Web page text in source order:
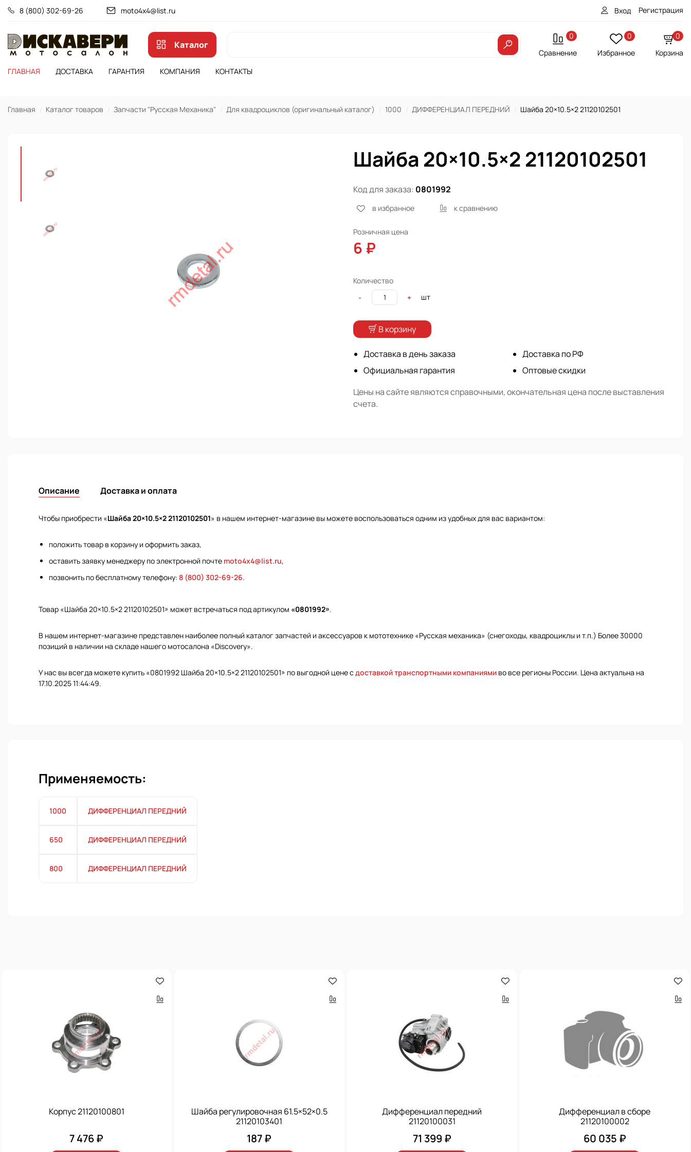
8 (800) 302-69-26 moto4x4@list.ru Вход Регистрация
Каталог
0
Сравнение
0
Избранное
0
Корзина
ГЛАВНАЯ
ДОСТАВКА ГАРАНТИЯ КОМПАНИЯ КОНТАКТЫ
Главная Каталог товаров Запчасти "Русская Механика" Для квадроциклов (оригинальный каталог) 1000 ДИФФЕРЕНЦИАЛ ПЕРЕДНИЙ Шайба 20×10.5×2 21120102501
Шайба 20×10.5×2 21120102501
Код для заказа: 0801992
в избранное к сравнению
Розничная цена
6 ₽
Количество
-
+ шт
В корзину
Доставка в день заказа
Официальная гарантия
Доставка по РФ
Оптовые скидки
Цены на сайте являются справочными, окончательная цена после выставления
счета.
Описание Доставка и оплата
Чтобы приобрести «Шайба 20×10.5×2 21120102501» в нашем интернет-магазине вы можете воспользоваться одним из удобных для вас вариантом:
положить товар в корзину и оформить заказ,
оставить заявку менеджеру по электронной почте moto4x4@list.ru,
позвонить по бесплатному телефону: 8 (800) 302-69-26.
Товар «Шайба 20×10.5×2 21120102501» может встречаться под артикулом «0801992».
В нашем интернет-магазине представлен наиболее полный каталог запчастей и аксессуаров к мототехнике «Русская механика» (снегоходы, квадроциклы и т.п.) Более 30000
позиций в наличии на складе нашего мотосалона «Discovery».
У нас вы всегда можете купить «0801992 Шайба 20×10.5×2 21120102501» по выгодной цене с доставкой транспортными компаниями во все регионы России. Цена актуальна на
17.10.2025 11:44:49.
Применяемость:
1000 ДИФФЕРЕНЦИАЛ ПЕРЕДНИЙ
650 ДИФФЕРЕНЦИАЛ ПЕРЕДНИЙ
800 ДИФФЕРЕНЦИАЛ ПЕРЕДНИЙ
Корпус 21120100801
7 476 ₽
Шайба регулировочная 61.5×52×0.5
21120103401
187 ₽
Дифференциал передний
21120100031
71 399 ₽
Дифференциал в сборе
21120100002
60 035 ₽